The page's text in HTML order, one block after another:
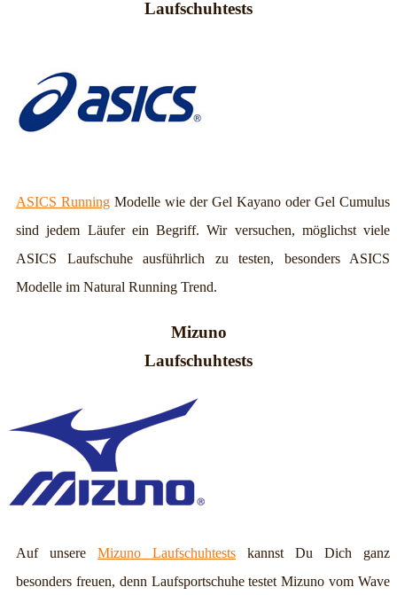
Laufschuhtests
ASICS Running Modelle wie der Gel Kayano oder Gel Cumulus
sind jedem Läufer ein Begriff. Wir versuchen, möglichst viele
ASICS Laufschuhe ausführlich zu testen, besonders ASICS
Modelle im Natural Running Trend.
Mizuno
Laufschuhtests
Auf unsere Mizuno Laufschuhtests kannst Du Dich ganz
besonders freuen, denn Laufsportschuhe testet Mizuno vom Wave